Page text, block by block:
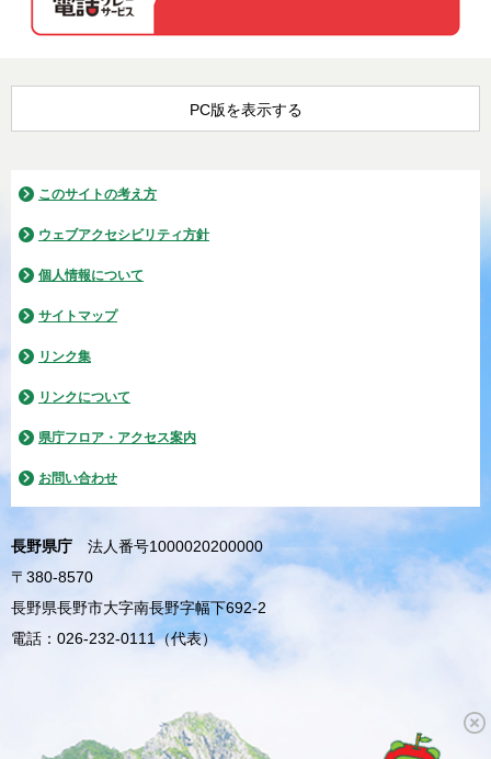
PC版を表示する
このサイトの考え方
ウェブアクセシビリティ方針
個人情報について
サイトマップ
リンク集
リンクについて
県庁フロア・アクセス案内
お問い合わせ
長野県庁
法人番号1000020200000
〒380-8570
長野県長野市大字南長野字幅下692-2
電話：026-232-0111（代表）